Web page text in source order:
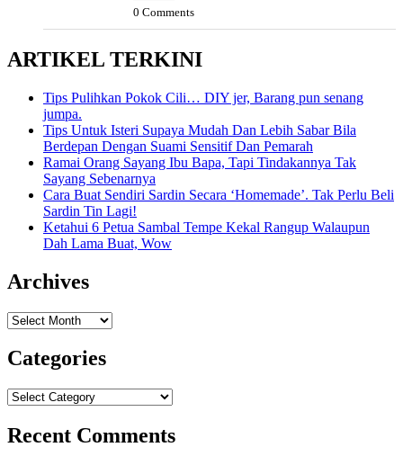
0 Comments
ARTIKEL TERKINI
Tips Pulihkan Pokok Cili… DIY jer, Barang pun senang
jumpa.
Tips Untuk Isteri Supaya Mudah Dan Lebih Sabar Bila
Berdepan Dengan Suami Sensitif Dan Pemarah
Ramai Orang Sayang Ibu Bapa, Tapi Tindakannya Tak
Sayang Sebenarnya
Cara Buat Sendiri Sardin Secara ‘Homemade’. Tak Perlu Beli
Sardin Tin Lagi!
Ketahui 6 Petua Sambal Tempe Kekal Rangup Walaupun
Dah Lama Buat, Wow
Archives
Archives
Categories
Categories
Recent Comments